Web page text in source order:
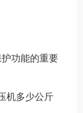
功能的重要
机多少公斤